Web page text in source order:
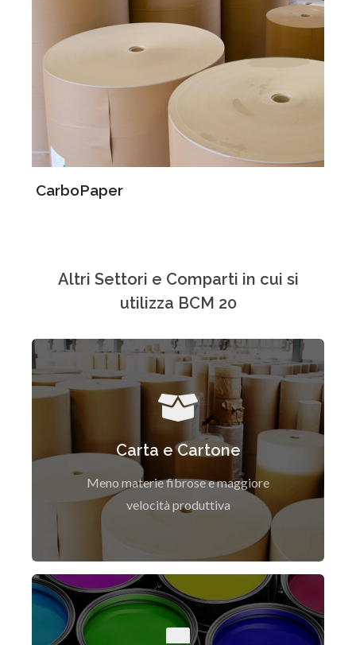
CarboPaper
Altri Settori e Comparti in cui si
utilizza BCM 20
Carta e Cartone
Meno materie fibrose e maggiore
velocità produttiva
Il CaCO3 offre qualità e risparmio nella
produzione della carta